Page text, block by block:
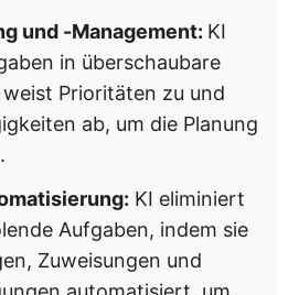
und -Management: KI
in überschaubare
Prioritäten zu und
ab, um die Planung
KI eliminiert
Aufgaben, indem sie
Zuweisungen und